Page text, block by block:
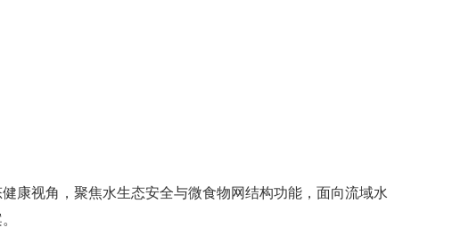
康视角，聚焦水生态安全与微食物网结构功能，面向流域水